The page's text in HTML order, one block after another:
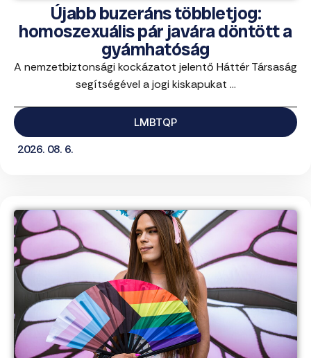
Újabb buzeráns többletjog:
homoszexuális pár javára döntött a
gyámhatóság
A nemzetbiztonsági kockázatot jelentő Háttér Társaság
segítségével a jogi kiskapukat ...
LMBTQP
2026. 08. 6.